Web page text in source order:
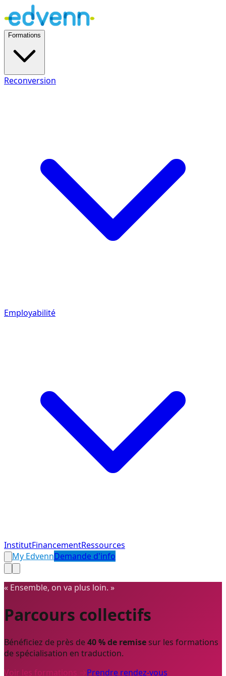
Formations
Reconversion
Employabilité
InstitutFinancementRessources
My EdvennDemande d'info
« Ensemble, on va plus loin. »
Parcours collectifs
Bénéficiez de près de40 % de remise sur les formations
de spécialisation en traduction.
Voir les formations →Prendre rendez-vous